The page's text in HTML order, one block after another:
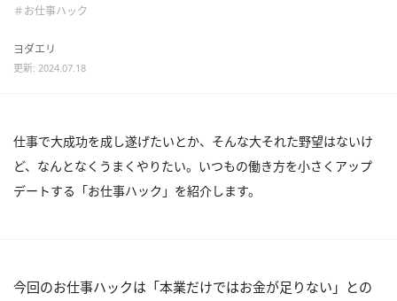
＃お仕事ハック
ヨダエリ
更新: 2024.07.18
仕事で大成功を成し遂げたいとか、そんな大それた野望はないけ
ど、なんとなくうまくやりたい。いつもの働き方を小さくアップ
デートする「お仕事ハック」を紹介します。
今回のお仕事ハックは「本業だけではお金が足りない」との